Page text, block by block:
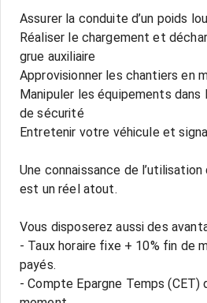
Assurer la conduite d’un poids
Réaliser le chargement et
grue auxiliaire
Approvisionner les chantiers en
Manipuler les équipements
de sécurité
Entretenir votre véhicule et
Une connaissance de l’utilisation
est un réel atout.
Vous disposerez aussi des
- Taux horaire fixe + 10% fin de
payés.
- Compte Epargne Temps